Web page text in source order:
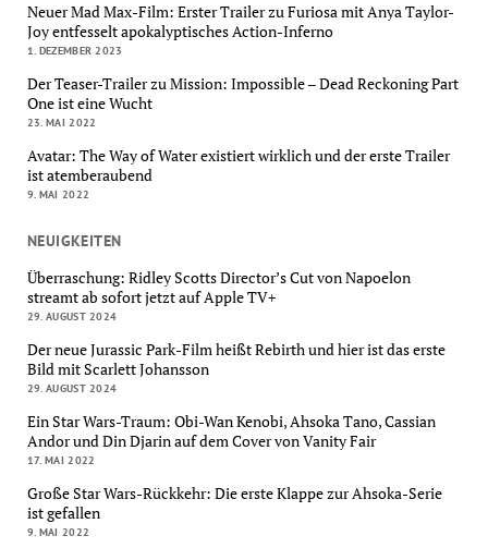
Neuer Mad Max-Film: Erster Trailer zu Furiosa mit Anya Taylor-
Joy entfesselt apokalyptisches Action-Inferno
1. DEZEMBER 2023
Der Teaser-Trailer zu Mission: Impossible – Dead Reckoning Part
One ist eine Wucht
23. MAI 2022
Avatar: The Way of Water existiert wirklich und der erste Trailer
ist atemberaubend
9. MAI 2022
NEUIGKEITEN
Überraschung: Ridley Scotts Director’s Cut von Napoelon
streamt ab sofort jetzt auf Apple TV+
29. AUGUST 2024
Der neue Jurassic Park-Film heißt Rebirth und hier ist das erste
Bild mit Scarlett Johansson
29. AUGUST 2024
Ein Star Wars-Traum: Obi-Wan Kenobi, Ahsoka Tano, Cassian
Andor und Din Djarin auf dem Cover von Vanity Fair
17. MAI 2022
Große Star Wars-Rückkehr: Die erste Klappe zur Ahsoka-Serie
ist gefallen
9. MAI 2022